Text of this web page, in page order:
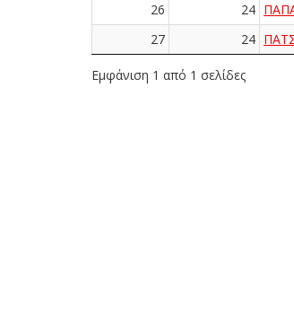
26
24
27
24
Εμφάνιση 1 από 1 σελίδες